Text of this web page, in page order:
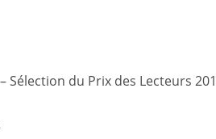
Sélection du Prix des Lecteurs